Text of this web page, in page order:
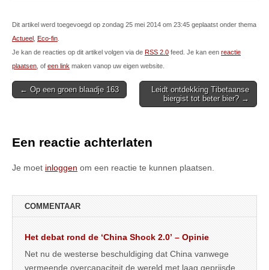
Dit artikel werd toegevoegd op zondag 25 mei 2014 om 23:45 geplaatst onder thema
Actueel
Eco-fin
Je kan de reacties op dit artikel volgen via de RSS 2.0 feed. Je kan een reactie
plaatsen , of een link maken vanop uw eigen website.
Post
← Op een groen blaadje 163
Leidt ontdekking Tibetaanse
biergist tot beter bier? →
Een reactie achterlaten
Je moet inloggen om een reactie te kunnen plaatsen.
COMMENTAAR
Het debat rond de ‘China Shock 2.0’ – Opinie
Net nu de westerse beschuldiging dat China vanwege
vermeende overcapaciteit de wereld met laag geprijsde